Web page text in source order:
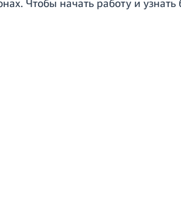
Чтобы начать работу и узнать